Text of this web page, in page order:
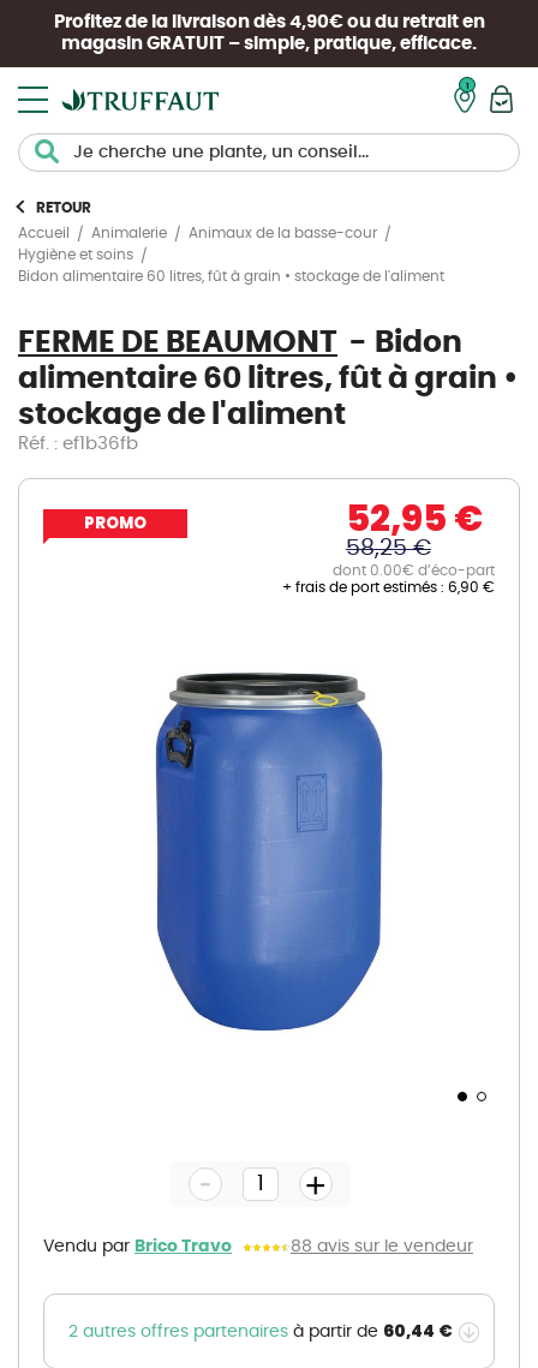
Profitez de la livraison dès 4,90€ ou du retrait en
magasin GRATUIT – simple, pratique, efficace.
RETOUR
Accueil
Animalerie
Animaux de la basse-cour
Hygiène et soins
Bidon alimentaire 60 litres, fût à grain • stockage de l'aliment
FERME DE BEAUMONT
Bidon
alimentaire 60 litres, fût à grain •
stockage de l'aliment
Réf. : ef1b36fb
PROMO 52,95 €
58,25 €
dont 0.00€ d’éco-part
+ frais de port estimés : 6,90 €
gallery
Vendu par Brico Travo 88 avis sur le vendeur
- +
2 autres offres partenaires à partir de 60,44 €